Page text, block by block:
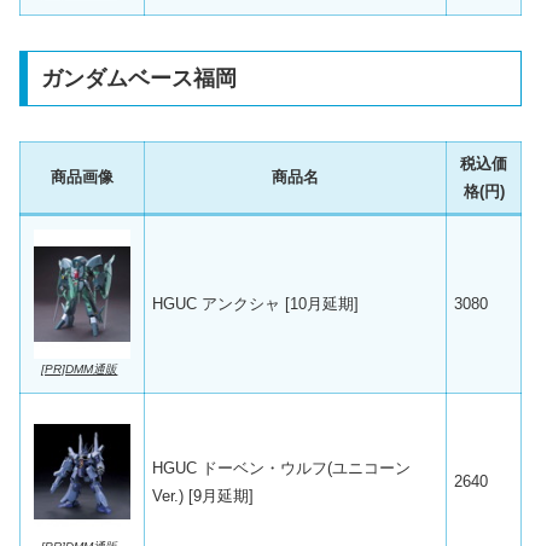
ガンダムベース福岡
商品画像 商品名
税込価
格(円)
[PR]DMM通販
HGUC アンクシャ [10月延期] 3080
HGUC ドーベン・ウルフ(ユニコーン
Ver.) [9月延期]
2640